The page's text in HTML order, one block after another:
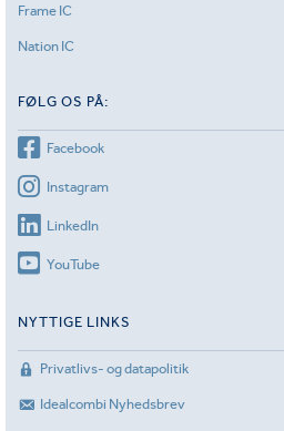
Frame IC
Nation IC
FØLG OS PÅ:
Facebook
Instagram
LinkedIn
YouTube
NYTTIGE LINKS
Privatlivs- og datapolitik
Idealcombi Nyhedsbrev